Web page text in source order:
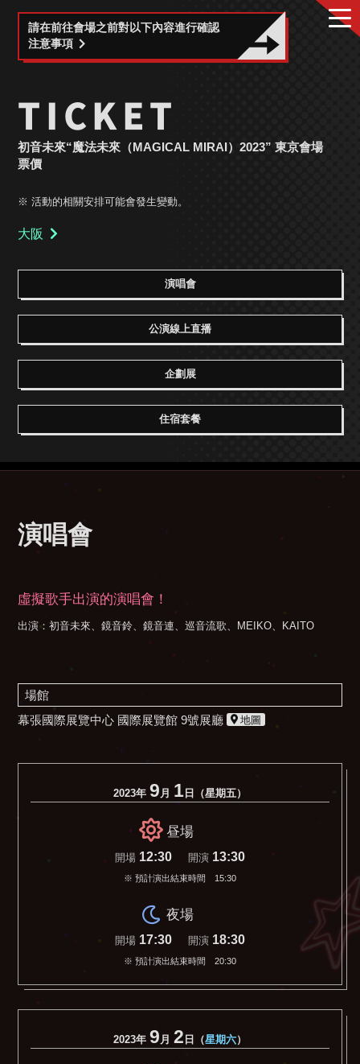
請在前往會場之前對以下內容進行確認
注意事項
TICKET
初音未來“魔法未來（MAGICAL MIRAI）2023”東京會場
票價
※ 活動的相關安排可能會發生變動。
大阪
演唱會
公演線上直播
企劃展
住宿套餐
演唱會
虛擬歌手出演的演唱會！
出演：初音未來、鏡音鈴、鏡音連、巡音流歌、MEIKO、KAITO
場館
幕張國際展覽中心 國際展覽館 9號展廳
地圖
2023年 9 月 1 日（星期五）
昼場
開場 12:30 開演 13:30
※ 預計演出結束時間 15:30
夜場
開場 17:30 開演 18:30
※ 預計演出結束時間 20:30
2023年 9 月 2 日（星期六）